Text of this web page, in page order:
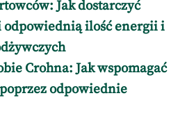
Jak dostarczyć
ilość energii i
Crohna: Jak wspomagać
odpowiednie